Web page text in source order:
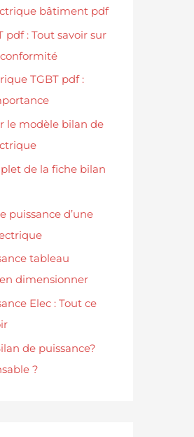
bâtiment pdf
pdf : Tout savoir sur
TGBT pdf :
le modèle bilan de
de la fiche bilan
puissance d’une
tableau
dimensionner
Elec : Tout ce
de puissance?
?